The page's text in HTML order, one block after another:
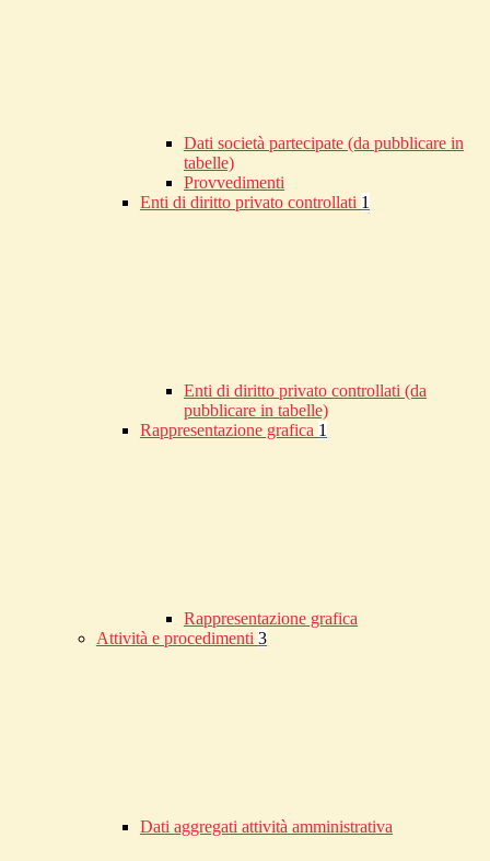
Dati società partecipate (da pubblicare in
tabelle)
Provvedimenti
Enti di diritto privato controllati 1
Enti di diritto privato controllati (da
pubblicare in tabelle)
Rappresentazione grafica 1
Rappresentazione grafica
Attività e procedimenti 3
Dati aggregati attività amministrativa